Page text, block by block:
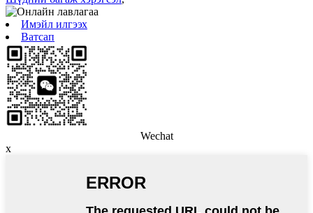
Имэйл илгээх
Ватсап
Wechat
x